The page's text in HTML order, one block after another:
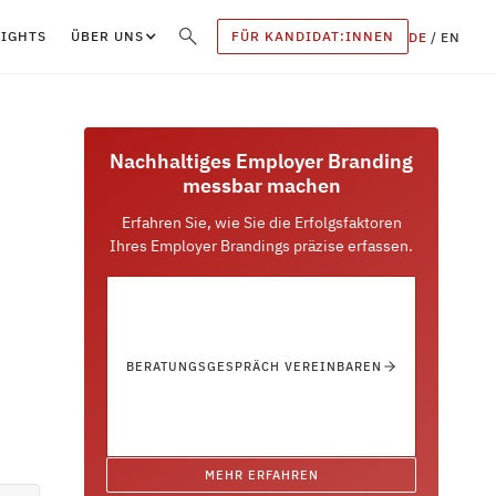
ÜBER UNS FÜR KANDIDAT:INNEN DE / EN
Nachhaltiges Employer Branding
messbar machen
Erfahren Sie, wie Sie die Erfolgsfaktoren
Ihres Employer Brandings präzise erfassen.
BERATUNGSGESPRÄCH VEREINBAREN
MEHR ERFAHREN